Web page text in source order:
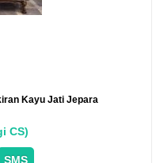
Kayu Jati Jepara
CS)
SMS